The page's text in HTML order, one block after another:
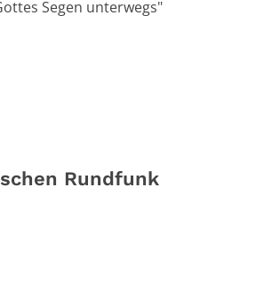
Segen unterwegs"
Rundfunk